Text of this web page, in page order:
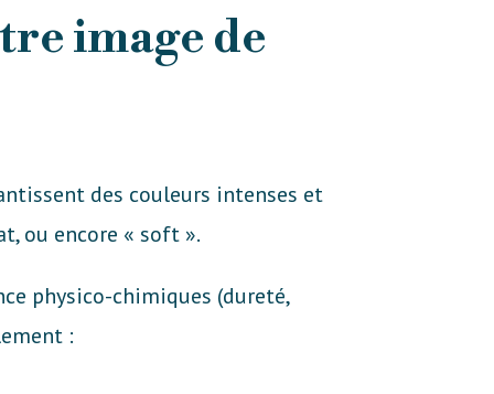
image de
des couleurs intenses et
ou encore « soft ».
physico-chimiques (dureté,
: